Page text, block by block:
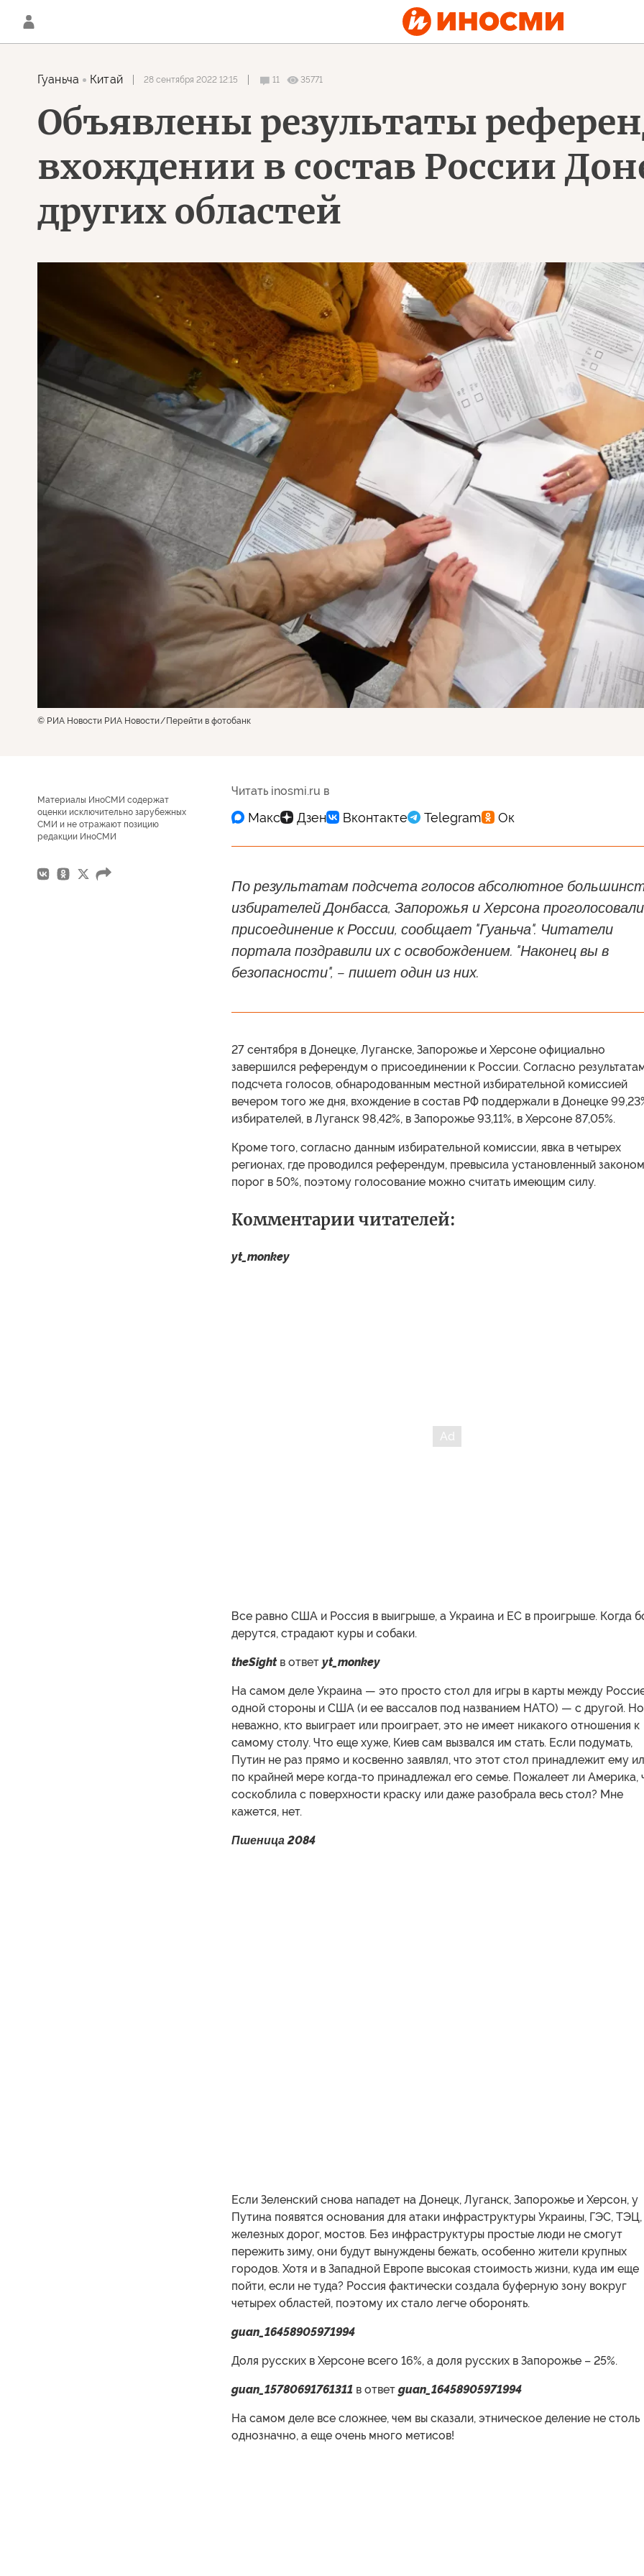
Гуаньча Китай 28 сентября 2022 12:15 11 35771
Объявлены результаты
вхождении в состав России
других областей
© РИА Новости РИА Новости Перейти в фотобанк
Материалы ИноСМИ содержат
оценки исключительно зарубежных
СМИ и не отражают позицию
редакции ИноСМИ
Читать inosmi.ru в
По результатам подсчета голосов абсолютное
избирателей Донбасса, Запорожья и Херсона
присоединение к России, сообщает "Гуаньча". Читатели
портала поздравили их с освобождением. "Наконец вы в
безопасности", – пишет один из них.
27 сентября в Донецке, Луганске, Запорожье и Херсоне официально
завершился референдум о присоединении к России. Согласно
подсчета голосов, обнародованным местной избирательной комиссией
вечером того же дня, вхождение в состав РФ поддержали в Донецке
избирателей, в Луганск 98,42%, в Запорожье 93,11%, в Херсоне 87,05%.
Кроме того, согласно данным избирательной комиссии, явка в четырех
регионах, где проводился референдум, превысила установленный законом
порог в 50%, поэтому голосование можно считать имеющим силу.
Комментарии читателей:
yt_monkey
Все равно США и Россия в выигрыше, а Украина и ЕС в проигрыше. Когда
дерутся, страдают куры и собаки.
theSight в ответ yt_monkey
На самом деле Украина — это просто стол для игры в карты между
одной стороны и США (и ее вассалов под названием НАТО) — с другой. Но
неважно, кто выиграет или проиграет, это не имеет никакого отношения к
самому столу. Что еще хуже, Киев сам вызвался им стать. Если подумать,
Путин не раз прямо и косвенно заявлял, что этот стол принадлежит ему
по крайней мере когда-то принадлежал его семье. Пожалеет ли Америка,
соскоблила с поверхности краску или даже разобрала весь стол? Мне
кажется, нет.
Пшеница 2084
Если Зеленский снова нападет на Донецк, Луганск, Запорожье и Херсон, у
Путина появятся основания для атаки инфраструктуры Украины, ГЭС, ТЭЦ,
железных дорог, мостов. Без инфраструктуры простые люди не смогут
пережить зиму, они будут вынуждены бежать, особенно жители крупных
городов. Хотя и в Западной Европе высокая стоимость жизни, куда им еще
пойти, если не туда? Россия фактически создала буферную зону вокруг
четырех областей, поэтому их стало легче оборонять.
guan_16458905971994
Доля русских в Херсоне всего 16%, а доля русских в Запорожье – 25%.
guan_15780691761311 в ответ guan_16458905971994
На самом деле все сложнее, чем вы сказали, этническое деление не столь
однозначно, а еще очень много метисов!